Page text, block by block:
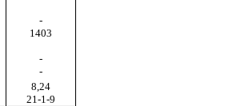
-
1403
-
-
8,24
21-1-9